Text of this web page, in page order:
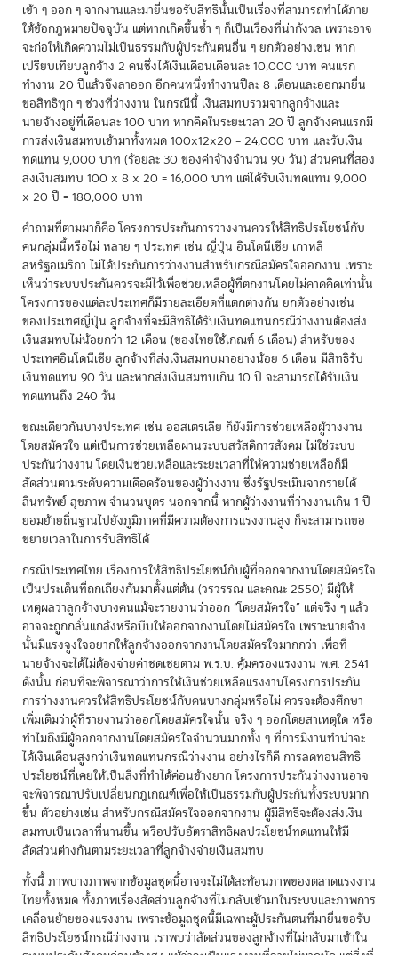
เข้า ๆ ออก ๆ จากงานและมายื่นขอรับสิทธินั้นเป็นเรื่องที่สามารถทำได้ภาย
ใต้ข้อกฎหมายปัจจุบัน แต่หากเกิดขึ้นซ้ำ ๆ ก็เป็นเรื่องที่น่ากังวล เพราะอาจ
จะก่อให้เกิดความไม่เป็นธรรมกับผู้ประกันตนอื่น ๆ ยกตัวอย่างเช่น หาก
เปรียบเทียบลูกจ้าง 2 คนซึ่งได้เงินเดือนเดือนละ 10,000 บาท คนแรก
ทำงาน 20 ปีแล้วจึงลาออก อีกคนหนึ่งทำงานปีละ 8 เดือนและออกมายื่น
ขอสิทธิทุก ๆ ช่วงที่ว่างงาน ในกรณีนี้ เงินสมทบรวมจากลูกจ้างและ
นายจ้างอยู่ที่เดือนละ 100 บาท หากคิดในระยะเวลา 20 ปี ลูกจ้างคนแรกมี
การส่งเงินสมทบเข้ามาทั้งหมด 100x12x20 = 24,000 บาท และรับเงิน
ทดแทน 9,000 บาท (ร้อยละ 30 ของค่าจ้างจำนวน 90 วัน) ส่วนคนที่สอง
ส่งเงินสมทบ 100 x 8 x 20 = 16,000 บาท แต่ได้รับเงินทดแทน 9,000
x 20 ปี = 180,000 บาท
คำถามที่ตามมาก็คือ โครงการประกันการว่างงานควรให้สิทธิประโยชน์กับ
คนกลุ่มนี้หรือไม่ หลาย ๆ ประเทศ เช่น ญี่ปุ่น อินโดนีเซีย เกาหลี
สหรัฐอเมริกา ไม่ได้ประกันการว่างงานสำหรับกรณีสมัครใจออกงาน เพราะ
เห็นว่าระบบประกันควรจะมีไว้เพื่อช่วยเหลือผู้ที่ตกงานโดยไม่คาดคิดเท่านั้น
โครงการของแต่ละประเทศก็มีรายละเอียดที่แตกต่างกัน ยกตัวอย่างเช่น
ของประเทศญี่ปุ่น ลูกจ้างที่จะมีสิทธิได้รับเงินทดแทนกรณีว่างงานต้องส่ง
เงินสมทบไม่น้อยกว่า 12 เดือน (ของไทยใช้เกณฑ์ 6 เดือน) สำหรับของ
ประเทศอินโดนีเซีย ลูกจ้างที่ส่งเงินสมทบมาอย่างน้อย 6 เดือน มีสิทธิรับ
เงินทดแทน 90 วัน และหากส่งเงินสมทบเกิน 10 ปี จะสามารถได้รับเงิน
ทดแทนถึง 240 วัน
ขณะเดียวกันบางประเทศ เช่น ออสเตรเลีย ก็ยังมีการช่วยเหลือผู้ว่างงาน
โดยสมัครใจ แต่เป็นการช่วยเหลือผ่านระบบสวัสดิการสังคม ไม่ใช่ระบบ
ประกันว่างงาน โดยเงินช่วยเหลือและระยะเวลาที่ให้ความช่วยเหลือก็มี
สัดส่วนตามระดับความเดือดร้อนของผู้ว่างงาน ซึ่งรัฐประเมินจากรายได้
สินทรัพย์ สุขภาพ จำนวนบุตร นอกจากนี้ หากผู้ว่างงานที่ว่างงานเกิน 1 ปี
ยอมย้ายถิ่นฐานไปยังภูมิภาคที่มีความต้องการแรงงานสูง ก็จะสามารถขอ
ขยายเวลาในการรับสิทธิได้
กรณีประเทศไทย เรื่องการให้สิทธิประโยชน์กับผู้ที่ออกจากงานโดยสมัครใจ
เป็นประเด็นที่ถกเถียงกันมาตั้งแต่ต้น (วรวรรณ และคณะ 2550) มีผู้ให้
เหตุผลว่าลูกจ้างบางคนแม้จะรายงานว่าออก “โดยสมัครใจ” แต่จริง ๆ แล้ว
อาจจะถูกกลั่นแกล้งหรือบีบให้ออกจากงานโดยไม่สมัครใจ เพราะนายจ้าง
นั้นมีแรงจูงใจอยากให้ลูกจ้างออกจากงานโดยสมัครใจมากกว่า เพื่อที่
นายจ้างจะได้ไม่ต้องจ่ายค่าชดเชยตาม พ.ร.บ. คุ้มครองแรงงาน พ.ศ. 2541
ดังนั้น ก่อนที่จะพิจารณาว่าการให้เงินช่วยเหลือแรงงานโครงการประกัน
การว่างงานควรให้สิทธิประโยชน์กับคนบางกลุ่มหรือไม่ ควรจะต้องศึกษา
เพิ่มเติมว่าผู้ที่รายงานว่าออกโดยสมัครใจนั้น จริง ๆ ออกโดยสาเหตุใด หรือ
ทำไมถึงมีผู้ออกจากงานโดยสมัครใจจำนวนมากทั้ง ๆ ที่การมีงานทำน่าจะ
ได้เงินเดือนสูงกว่าเงินทดแทนกรณีว่างงาน อย่างไรก็ดี การลดทอนสิทธิ
ประโยชน์ที่เคยให้เป็นสิ่งที่ทำได้ค่อนข้างยาก โครงการประกันว่างงานอาจ
จะพิจารณาปรับเปลี่ยนกฎเกณฑ์เพื่อให้เป็นธรรมกับผู้ประกันทั้งระบบมาก
ขึ้น ตัวอย่างเช่น สำหรับกรณีสมัครใจออกจากงาน ผู้มีสิทธิจะต้องส่งเงิน
สมทบเป็นเวลาที่นานขึ้น หรือปรับอัตราสิทธิผลประโยชน์ทดแทนให้มี
สัดส่วนต่างกันตามระยะเวลาที่ลูกจ้างจ่ายเงินสมทบ
ทั้งนี้ ภาพบางภาพจากข้อมูลชุดนี้อาจจะไม่ได้สะท้อนภาพของตลาดแรงงาน
ไทยทั้งหมด ทั้งภาพเรื่องสัดส่วนลูกจ้างที่ไม่กลับเข้ามาในระบบและภาพการ
เคลื่อนย้ายของแรงงาน เพราะข้อมูลชุดนี้มีเฉพาะผู้ประกันตนที่มายื่นขอรับ
สิทธิประโยชน์กรณีว่างงาน เราพบว่าสัดส่วนของลูกจ้างที่ไม่กลับมาเข้าใน